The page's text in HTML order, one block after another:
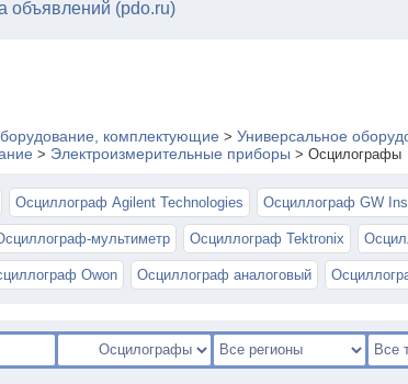
объявлений (pdo.ru)
комплектующие > Универсальное
> Электроизмерительные приборы > Осцилографы
Осциллограф Agilent Technologies Осциллограф GW
мультиметр Осциллограф Tektronix
Owon Осциллограф аналоговый